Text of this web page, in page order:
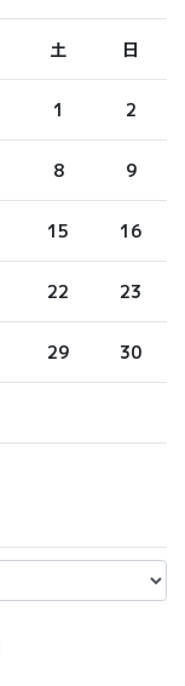
土 日
1 2
8 9
15 16
22 23
29 30